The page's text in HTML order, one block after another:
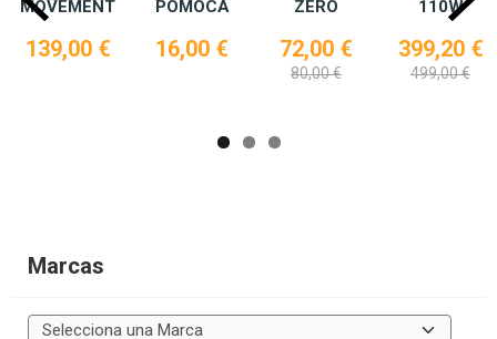
Marcas
MOVEMENT
139,00 €
POMOCA
16,00 €
ZERO
72,00 €
80,00 €
110W
399,20 €
499,00 €